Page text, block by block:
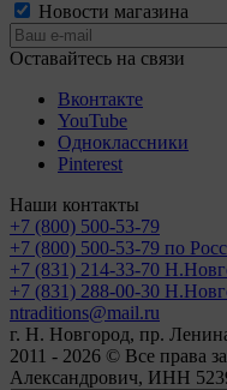
Новости магазина
Оставайтесь на связи
Вконтакте
YouTube
Одноклассники
Pinterest
Наши контакты
+7 (800) 500-53-79
+7 (800) 500-53-79 по
+7 (831) 214-33-70
+7 (831) 288-00-30
ntraditions@mail.ru
г. Н. Новгород, пр.
2011 - 2026 © Все права
Александрович, ИНН